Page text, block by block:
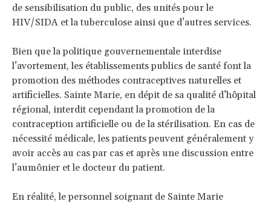
de sensibilisation du public, des unités pour le
HIV/SIDA et la tuberculose ainsi que d’autres services.
Bien que la politique gouvernementale interdise
l’avortement, les établissements publics de santé font la
promotion des méthodes contraceptives naturelles et
artificielles. Sainte Marie, en dépit de sa qualité d’hôpital
régional, interdit cependant la promotion de la
contraception artificielle ou de la stérilisation. En cas de
nécessité médicale, les patients peuvent généralement y
avoir accès au cas par cas et après une discussion entre
l’aumônier et le docteur du patient.
En réalité, le personnel soignant de Sainte Marie